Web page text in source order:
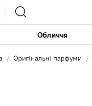
Обличчя
Оригінальні парфуми